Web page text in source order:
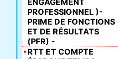
ENGAGEMENT
PROFESSIONNEL )-
PRIME DE FONCTIONS
ET DE RÉSULTATS
(PFR) -
RTT ET COMPTE